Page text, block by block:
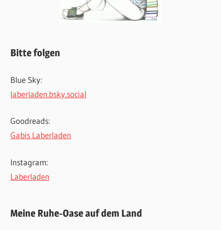
Bitte folgen
Blue Sky:
laberladen.bsky.social
Goodreads:
Gabis Laberladen
Instagram:
Laberladen
Meine Ruhe-Oase auf dem Land